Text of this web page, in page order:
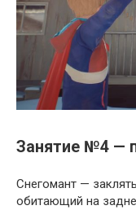
Занятие №4 —
Снегомант —
обитающий на